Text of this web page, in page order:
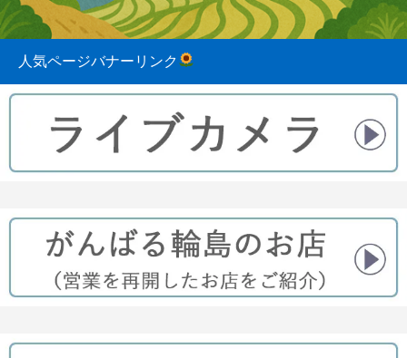
白米千枚田 あぜのきらめき（アルバム）
2023.08.31
今日の白米千枚田
人気ページバナーリンク